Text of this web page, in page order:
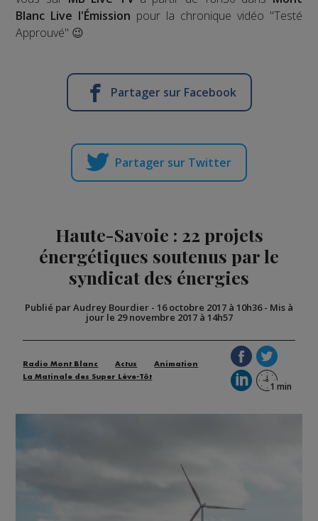
Blanc Live l'Émission pour la chronique vidéo "Testé
Approuvé" 😉
Partager sur Facebook
Partager sur Twitter
Haute-Savoie : 22 projets
énergétiques soutenus par le
syndicat des énergies
Publié par Audrey Bourdier - 16 octobre 2017 à 10h36- Mis à
jour le 29 novembre 2017 à 14h57
Radio Mont Blanc Actus
Animation
La Matinale des Super Lève-Tôt